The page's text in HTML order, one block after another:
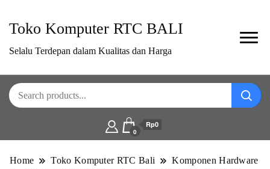
Toko Komputer RTC BALI
Selalu Terdepan dalam Kualitas dan Harga
0
Rp0
Home Toko Komputer RTC Bali
Komponen Hardware